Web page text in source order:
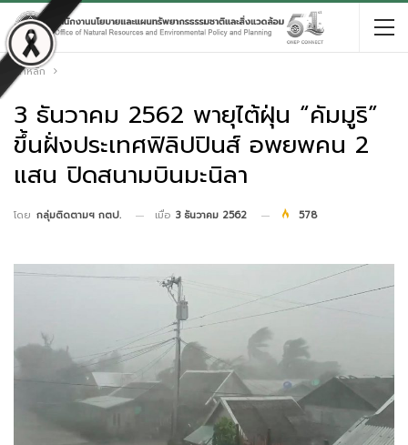
หน้าหลัก
3 ธันวาคม 2562 พายุไต้ฝุ่น “คัมมูริ”
ขึ้นฝั่งประเทศฟิลิปปินส์ อพยพคน 2
แสน ปิดสนามบินมะนิลา
โดย กลุ่มติดตามฯ กตป. เมื่อ 3 ธันวาคม 2562 578